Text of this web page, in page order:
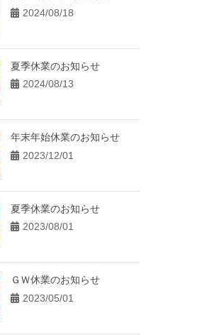
2024/08/18
夏季休業のお知らせ
2024/08/13
年末年始休業のお知らせ
2023/12/01
夏季休業のお知らせ
2023/08/01
ＧＷ休業のお知らせ
2023/05/01